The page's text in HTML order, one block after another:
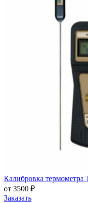
Калибровка
от 3500 ₽
Заказать